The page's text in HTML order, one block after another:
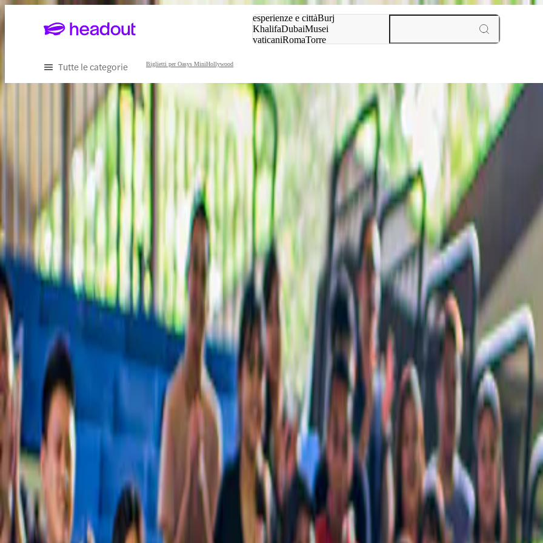
Cerca:
esperienze e cittàBurj
KhalifaDubaiMusei
vaticaniRomaTorre
Tutte le categorie Biglietti per Oasys MiniHollywood
Scopri il meglio di Almeria
Una collezione accuratamente selezionata dei migliori tour della città, delle attrazioni iconiche e delle cose che non puoi assolutamente
Scelto da oltre 54 milioni di persone in tutto il mondo
Scopri perché milioni di clienti scelgono noi
Le migliori esperienze a Almeria